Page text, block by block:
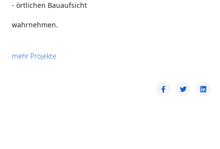
- örtlichen Bauaufsicht
wahrnehmen.
mehr Projekte